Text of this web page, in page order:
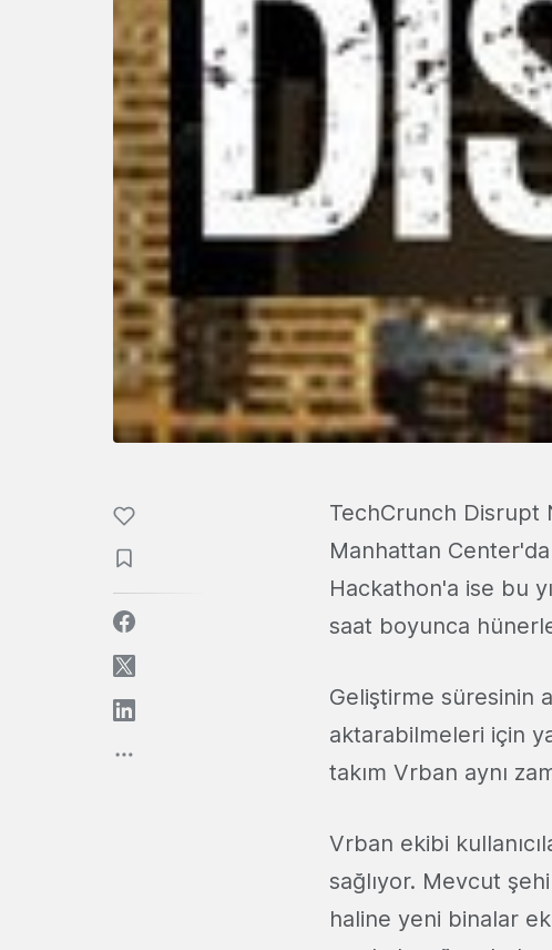
TechCrunch Disrupt
Manhattan
Hackathon'a ise bu
saat boyunca
Geliştirme süresinin
aktarabilmeleri için
takım Vrban aynı
Vrban ekibi
sağlıyor. Mevcut
haline yeni binalar